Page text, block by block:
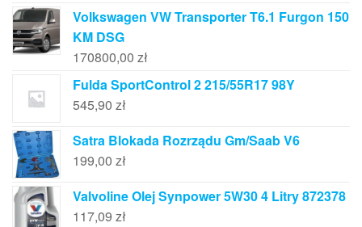
Volkswagen VW Transporter T6.1 Furgon 150
KM DSG
170800,00 zł
Fulda SportControl 2 215/55R17 98Y
545,90 zł
Satra Blokada Rozrządu Gm/Saab V6
199,00 zł
Valvoline Olej Synpower 5W30 4 Litry 872378
117,09 zł